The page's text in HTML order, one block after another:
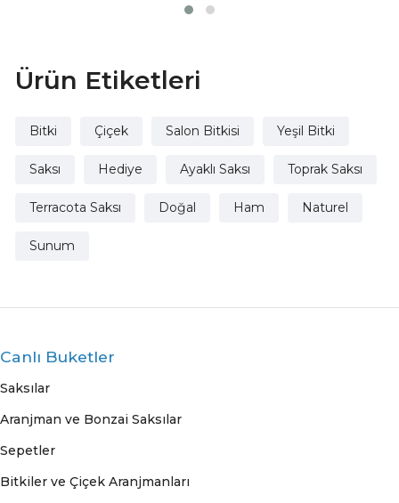
Ürün Etiketleri
Bitki Çiçek Salon Bitkisi Yeşil Bitki
Saksı Hediye Ayaklı Saksı Toprak Saksı
Terracota Saksı Doğal Ham Naturel
Sunum
Canlı Buketler
Saksılar
Aranjman ve Bonzai Saksılar
Sepetler
Bitkiler ve Çiçek Aranjmanları